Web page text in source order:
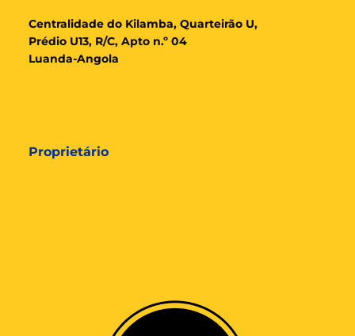
Centralidade do Kilamba, Quarteirão U,
Prédio U13, R/C, Apto n.º 04
Luanda-Angola
Proprietário